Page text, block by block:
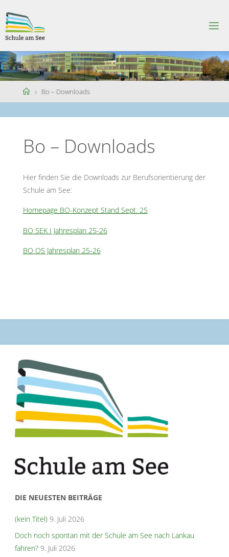
to
content
CHU
LEA
MS
EE
HomeBo – Downloads
Bo – Downloads
Hier finden Sie die Downloads zur Berufsorientierung der
Schule am See:
Homepage BO-Konzept Stand Sept. 25
BO SEK I Jahresplan 25-26
BO OS Jahresplan 25-26
DIE NEUESTEN BEITRÄGE
(kein Titel) 9. Juli 2026
Doch noch spontan mit der Schule am See nach Lankau
fahren? 9. Juli 2026